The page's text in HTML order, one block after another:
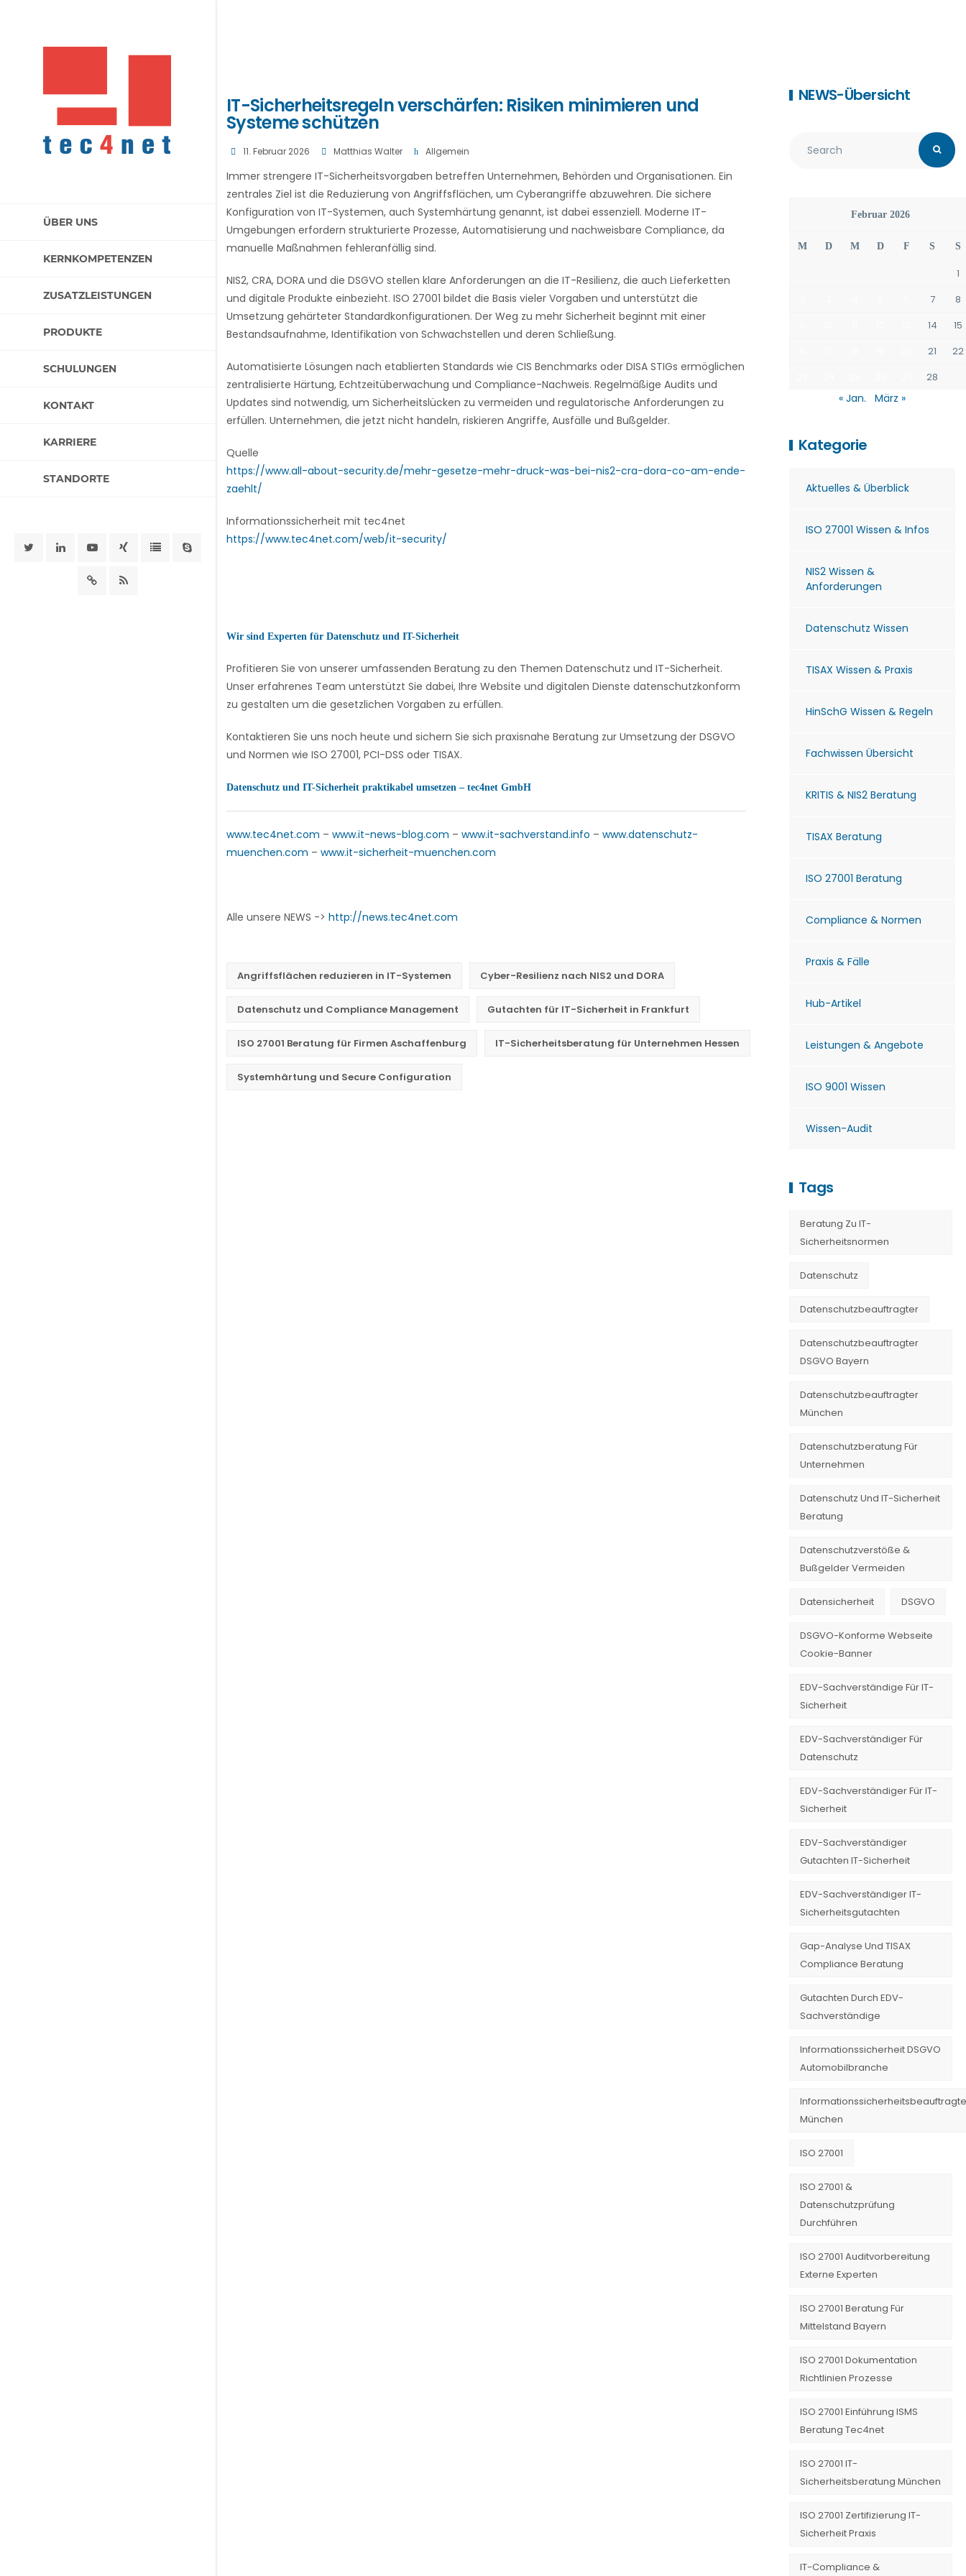
ÜBER UNS
KERNKOMPETENZEN
ZUSATZLEISTUNGEN
PRODUKTE
SCHULUNGEN
KONTAKT
KARRIERE
STANDORTE
IT-Sicherheitsregeln verschärfen: Risiken minimieren und
Systeme schützen
11. Februar 2026 Matthias Walter Allgemein
Immer strengere IT-Sicherheitsvorgaben betreffen Unternehmen, Behörden und Organisationen. Ein
zentrales Ziel ist die Reduzierung von Angriffsflächen, um Cyberangriffe abzuwehren. Die sichere
Konfiguration von IT-Systemen, auch Systemhärtung genannt, ist dabei essenziell. Moderne IT-
Umgebungen erfordern strukturierte Prozesse, Automatisierung und nachweisbare Compliance, da
manuelle Maßnahmen fehleranfällig sind.
NIS2, CRA, DORA und die DSGVO stellen klare Anforderungen an die IT-Resilienz, die auch Lieferketten
und digitale Produkte einbezieht. ISO 27001 bildet die Basis vieler Vorgaben und unterstützt die
Umsetzung gehärteter Standardkonfigurationen. Der Weg zu mehr Sicherheit beginnt mit einer
Bestandsaufnahme, Identifikation von Schwachstellen und deren Schließung.
Automatisierte Lösungen nach etablierten Standards wie CIS Benchmarks oder DISA STIGs ermöglichen
zentralisierte Härtung, Echtzeitüberwachung und Compliance-Nachweis. Regelmäßige Audits und
Updates sind notwendig, um Sicherheitslücken zu vermeiden und regulatorische Anforderungen zu
erfüllen. Unternehmen, die jetzt nicht handeln, riskieren Angriffe, Ausfälle und Bußgelder.
Quelle
https://www.all-about-security.de/mehr-gesetze-mehr-druck-was-bei-nis2-cra-dora-co-am-ende-
zaehlt/
Informationssicherheit mit tec4net
https://www.tec4net.com/web/it-security/
Wir sind Experten für Datenschutz und IT-Sicherheit
Profitieren Sie von unserer umfassenden Beratung zu den Themen Datenschutz und IT-Sicherheit.
Unser erfahrenes Team unterstützt Sie dabei, Ihre Website und digitalen Dienste datenschutzkonform
zu gestalten um die gesetzlichen Vorgaben zu erfüllen.
Kontaktieren Sie uns noch heute und sichern Sie sich praxisnahe Beratung zur Umsetzung der DSGVO
und Normen wie ISO 27001, PCI-DSS oder TISAX.
Datenschutz und IT-Sicherheit praktikabel umsetzen – tec4net GmbH
www.tec4net.com – www.it-news-blog.com – www.it-sachverstand.info – www.datenschutz-
muenchen.com – www.it-sicherheit-muenchen.com
Alle unsere NEWS -> http://news.tec4net.com
Angriffsflächen reduzieren in IT-Systemen Cyber-Resilienz nach NIS2 und DORA
Datenschutz und Compliance Management Gutachten für IT-Sicherheit in Frankfurt
ISO 27001 Beratung für Firmen Aschaffenburg IT-Sicherheitsberatung für Unternehmen Hessen
Systemhärtung und Secure Configuration
NEWS-Übersicht
Februar 2026
M D M D F S S
1
7
8
14
15
21
22
28
« Jan. März »
Kategorie
Aktuelles & Überblick
ISO 27001 Wissen & Infos
NIS2 Wissen &
Anforderungen
Datenschutz Wissen
TISAX Wissen & Praxis
HinSchG Wissen & Regeln
Fachwissen Übersicht
KRITIS & NIS2 Beratung
TISAX Beratung
ISO 27001 Beratung
Compliance & Normen
Praxis & Fälle
Hub-Artikel
Leistungen & Angebote
ISO 9001 Wissen
Wissen-Audit
Tags
Beratung Zu IT-
Sicherheitsnormen
Datenschutz
Datenschutzbeauftragter
Datenschutzbeauftragter
DSGVO Bayern
Datenschutzbeauftragter
München
Datenschutzberatung Für
Unternehmen
Datenschutz Und IT-Sicherheit
Beratung
Datenschutzverstöße &
Bußgelder Vermeiden
Datensicherheit DSGVO
DSGVO-Konforme Webseite
Cookie-Banner
EDV-Sachverständige Für IT-
Sicherheit
EDV-Sachverständiger Für
Datenschutz
EDV-Sachverständiger Für IT-
Sicherheit
EDV-Sachverständiger
Gutachten IT-Sicherheit
EDV-Sachverständiger IT-
Sicherheitsgutachten
Gap-Analyse Und TISAX
Compliance Beratung
Gutachten Durch EDV-
Sachverständige
Informationssicherheit DSGVO
Automobilbranche
München
ISO 27001
ISO 27001 &
Datenschutzprüfung
Durchführen
ISO 27001 Auditvorbereitung
Externe Experten
ISO 27001 Beratung Für
Mittelstand Bayern
ISO 27001 Dokumentation
Richtlinien Prozesse
ISO 27001 Einführung ISMS
Beratung Tec4net
ISO 27001 IT-
Sicherheitsberatung München
ISO 27001 Zertifizierung IT-
Sicherheit Praxis
IT-Compliance &